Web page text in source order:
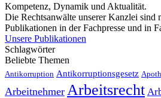
Kompetenz, Dynamik und Aktualität.
Die Rechtsanwälte unserer Kanzlei sind
Publikationen in der Fachpresse und in
Unsere Publikationen
Schlagwörter
Beliebte Themen
Antikorruption Antikorruptionsgesetz
Arbeitnehmer Arbeitsrecht